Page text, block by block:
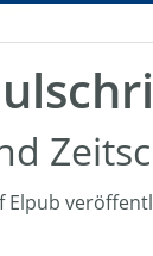
Elpub